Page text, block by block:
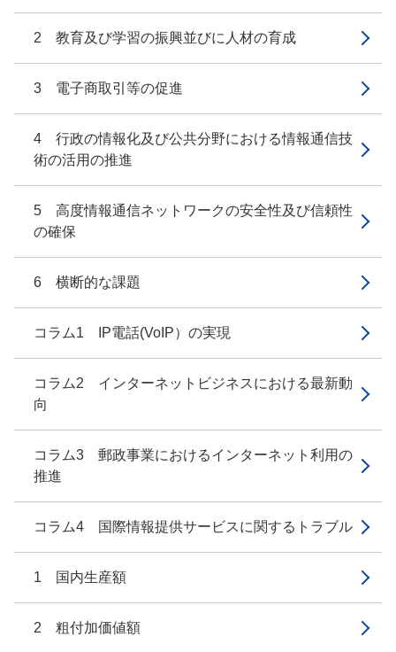
2 教育及び学習の振興並びに人材の育成
3 電子商取引等の促進
4 行政の情報化及び公共分野における情報通信技
術の活用の推進
5 高度情報通信ネットワークの安全性及び信頼性
の確保
6 横断的な課題
コラム1 IP電話(VoIP）の実現
コラム2 インターネットビジネスにおける最新動
向
コラム3 郵政事業におけるインターネット利用の
推進
コラム4 国際情報提供サービスに関するトラブル
1 国内生産額
2 粗付加価値額